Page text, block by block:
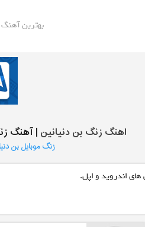
بهترین
اهنگ زنگ بن دنیانین| آهنگ
زنگ موبایل بن
اندروید و اپل.